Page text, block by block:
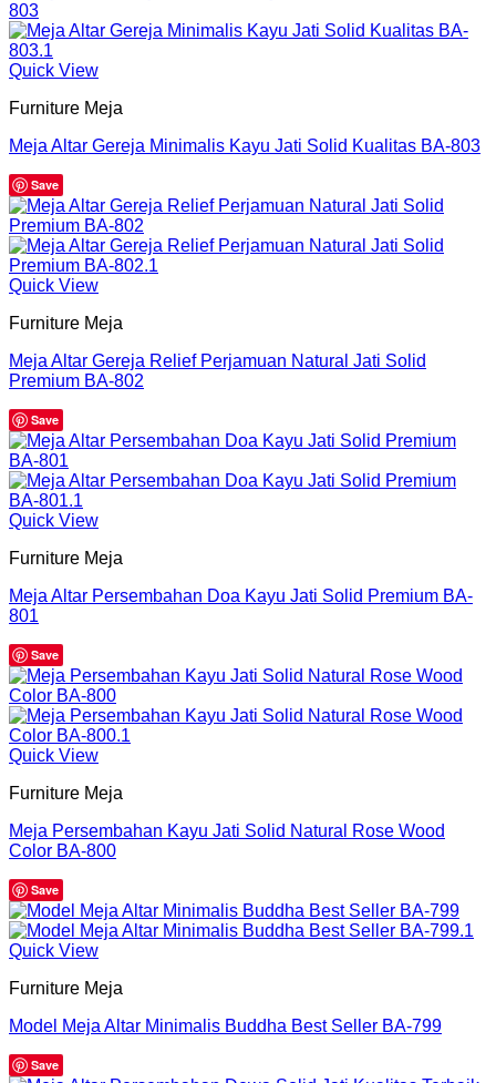
Quick View
Furniture Meja
Meja Altar Gereja Minimalis Kayu Jati Solid Kualitas BA-803
Save
Quick View
Furniture Meja
Meja Altar Gereja Relief Perjamuan Natural Jati Solid
Premium BA-802
Save
Quick View
Furniture Meja
Meja Altar Persembahan Doa Kayu Jati Solid Premium BA-
801
Save
Quick View
Furniture Meja
Meja Persembahan Kayu Jati Solid Natural Rose Wood
Color BA-800
Save
Quick View
Furniture Meja
Model Meja Altar Minimalis Buddha Best Seller BA-799
Save